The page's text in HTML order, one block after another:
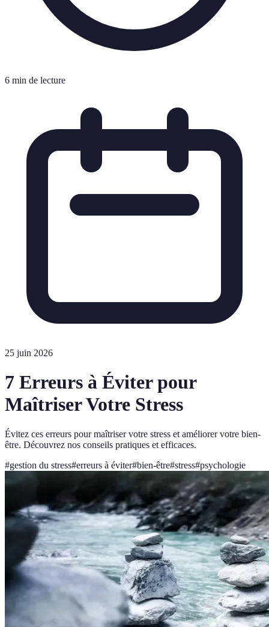
6 min de lecture
25 juin 2026
7 Erreurs à Éviter pour
Maîtriser Votre Stress
Évitez ces erreurs pour maîtriser votre stress et améliorer votre bien-
être. Découvrez nos conseils pratiques et efficaces.
#gestion du stress#erreurs à éviter#bien-être#stress#psychologie